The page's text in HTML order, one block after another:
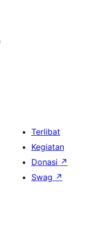
Terlibat
Kegiatan
Donasi ↗
Swag ↗